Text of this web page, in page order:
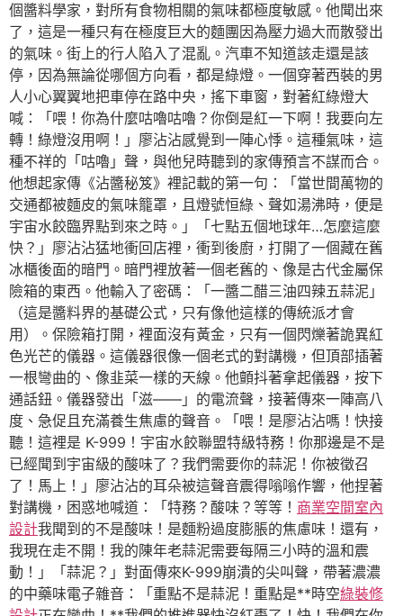
個醬料學家，對所有食物相關的氣味都極度敏感。他聞出來
了，這是一種只有在極度巨大的麵團因為壓力過大而散發出
的氣味。街上的行人陷入了混亂。汽車不知道該走還是該
停，因為無論從哪個方向看，都是綠燈。一個穿著西裝的男
人小心翼翼地把車停在路中央，搖下車窗，對著紅綠燈大
喊：「喂！你為什麼咕嚕咕嚕？你倒是紅一下啊！我要向左
轉！綠燈沒用啊！」廖沾沾感覺到一陣心悸。這種氣味，這
種不祥的「咕嚕」聲，與他兒時聽到的家傳預言不謀而合。
他想起家傳《沾醬秘笈》裡記載的第一句：「當世間萬物的
交通都被麵皮的氣味籠罩，且燈號恒綠、聲如湯沸時，便是
宇宙水餃臨界點到來之時。」「七點五個地球年…怎麼這麼
快？」廖沾沾猛地衝回店裡，衝到後廚，打開了一個藏在舊
冰櫃後面的暗門。暗門裡放著一個老舊的、像是古代金屬保
險箱的東西。他輸入了密碼：「一醬二醋三油四辣五蒜泥」
（這是醬料界的基礎公式，只有像他這樣的傳統派才會
用）。保險箱打開，裡面沒有黃金，只有一個閃爍著詭異紅
色光芒的儀器。這儀器很像一個老式的對講機，但頂部插著
一根彎曲的、像韭菜一樣的天線。他顫抖著拿起儀器，按下
通話鈕。儀器發出「滋——」的電流聲，接著傳來一陣高八
度、急促且充滿養生焦慮的聲音。「喂！是廖沾沾嗎！快接
聽！這裡是 K-999！宇宙水餃聯盟特級特務！你那邊是不是
已經聞到宇宙級的酸味了？我們需要你的蒜泥！你被徵召
了！馬上！」廖沾沾的耳朵被這聲音震得嗡嗡作響，他捏著
對講機，困惑地喊道：「特務？酸味？等等！ 商業空間室內
設計我聞到的不是酸味！是麵粉過度膨脹的焦慮味！還有，
我現在走不開！我的陳年老蒜泥需要每隔三小時的溫和震
動！」「蒜泥？」對面傳來K-999崩潰的尖叫聲，帶著濃濃
的中藥味電子雜音：「重點不是蒜泥！重點是**時空綠裝修